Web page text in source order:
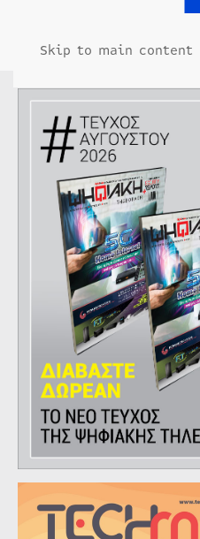
Skip to main content